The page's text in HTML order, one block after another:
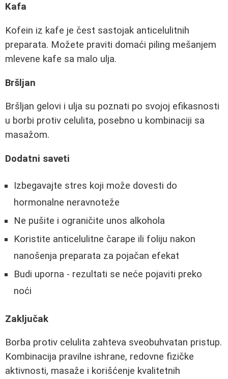
Kafa
Kofein iz kafe je čest sastojak anticelulitnih
preparata. Možete praviti domaći piling mešanjem
mlevene kafe sa malo ulja.
Bršljan
Bršljan gelovi i ulja su poznati po svojoj efikasnosti
u borbi protiv celulita, posebno u kombinaciji sa
masažom.
Dodatni saveti
Izbegavajte stres koji može dovesti do
hormonalne neravnoteže
Ne pušite i ograničite unos alkohola
Koristite anticelulitne čarape ili foliju nakon
nanošenja preparata za pojačan efekat
Budi uporna - rezultati se neće pojaviti preko
noći
Zaključak
Borba protiv celulita zahteva sveobuhvatan pristup.
Kombinacija pravilne ishrane, redovne fizičke
aktivnosti, masaže i korišćenje kvalitetnih